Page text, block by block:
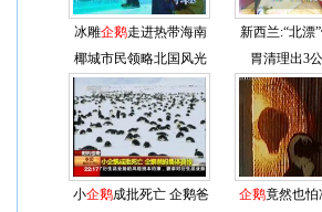
冰雕企鹅走进热带海南
椰城市民领略北国风光
新西兰:“北漂
胃清理出3
小企鹅成批死亡 企鹅爸
企鹅竟然也怕